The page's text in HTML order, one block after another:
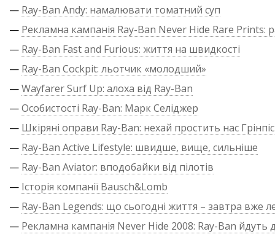
— Ray-Ban Andy: намалювати томатний суп
— Рекламна кампанія Ray-Ban Never Hide Rare Prints:
— Ray-Ban Fast and Furious: життя на швидкості
— Ray-Ban Cockpit: льотчик «молодший»
—Wayfarer Surf Up: алоха від Ray-Ban
—Особистості Ray-Ban: Марк Селіджер
— Шкіряні оправи Ray-Ban: нехай простить нас Грінпіс
— Ray-Ban Active Lifestyle: швидше, вище, сильніше
— Ray-Ban Aviator: вподобайки від пілотів
— Історія компанії Bausch&Lomb
— Ray-Ban Legends: що сьогодні життя – завтра вже
— Рекламна кампанія Never Hide 2008: Ray-Ban йдуть